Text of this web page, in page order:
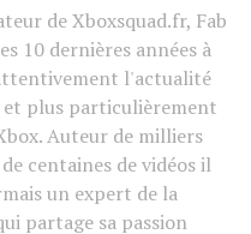
de Xboxsquad.fr, Fab
10 dernières années à
l'actualité
et plus particulièrement
Auteur de milliers
centaines de vidéos il
un expert de la
partage sa passion